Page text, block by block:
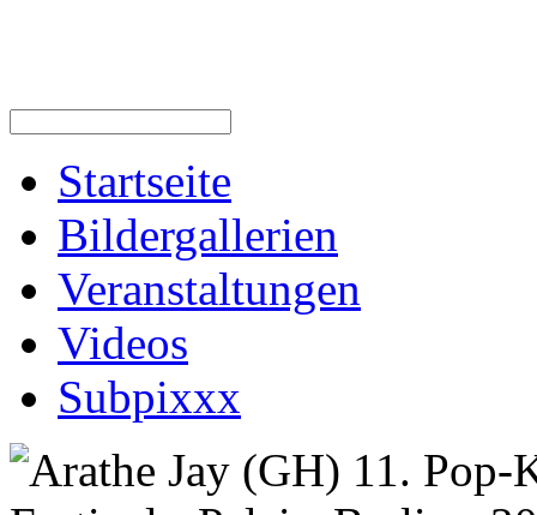
Startseite
Bildergallerien
Veranstaltungen
Videos
Subpixxx